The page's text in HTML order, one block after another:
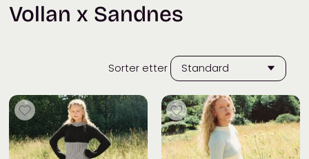
Vollan x Sandnes
Sorter etter